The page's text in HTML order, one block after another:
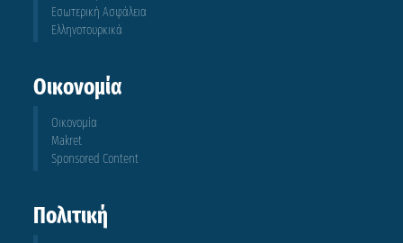
Εσωτερική Ασφάλεια
Ελληνοτουρκικά
Οικονομία
Οικονομία
Makret
Sponsored Content
Πολιτική